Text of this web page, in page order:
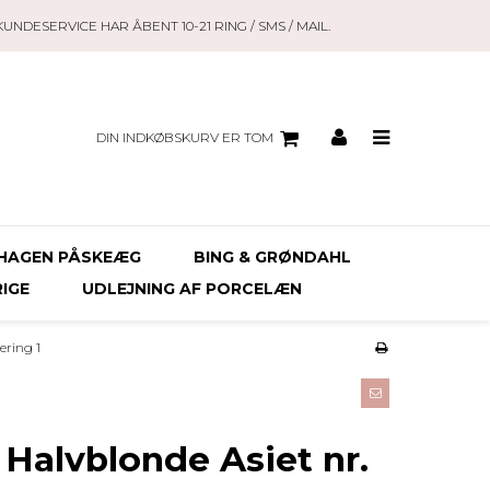
HAR ÅBENT 10-21 RING / SMS / MAIL.
DIN INDKØBSKURV ER TOM
PÅSKEÆG
BING & GRØNDAHL
UDLEJNING AF PORCELÆN
1
Asiet nr.